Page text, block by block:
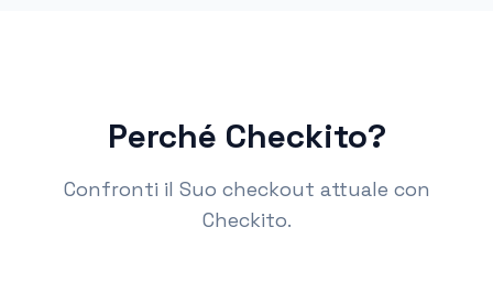
Perché Checkito?
Confronti il Suo checkout attuale con
Checkito.